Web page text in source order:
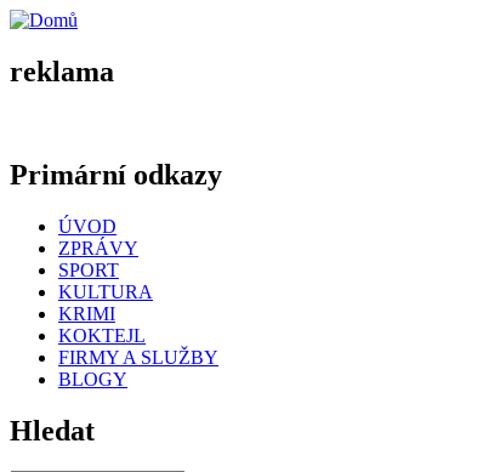
reklama
Primární odkazy
ÚVOD
ZPRÁVY
SPORT
KULTURA
KRIMI
KOKTEJL
FIRMY A SLUŽBY
BLOGY
Hledat